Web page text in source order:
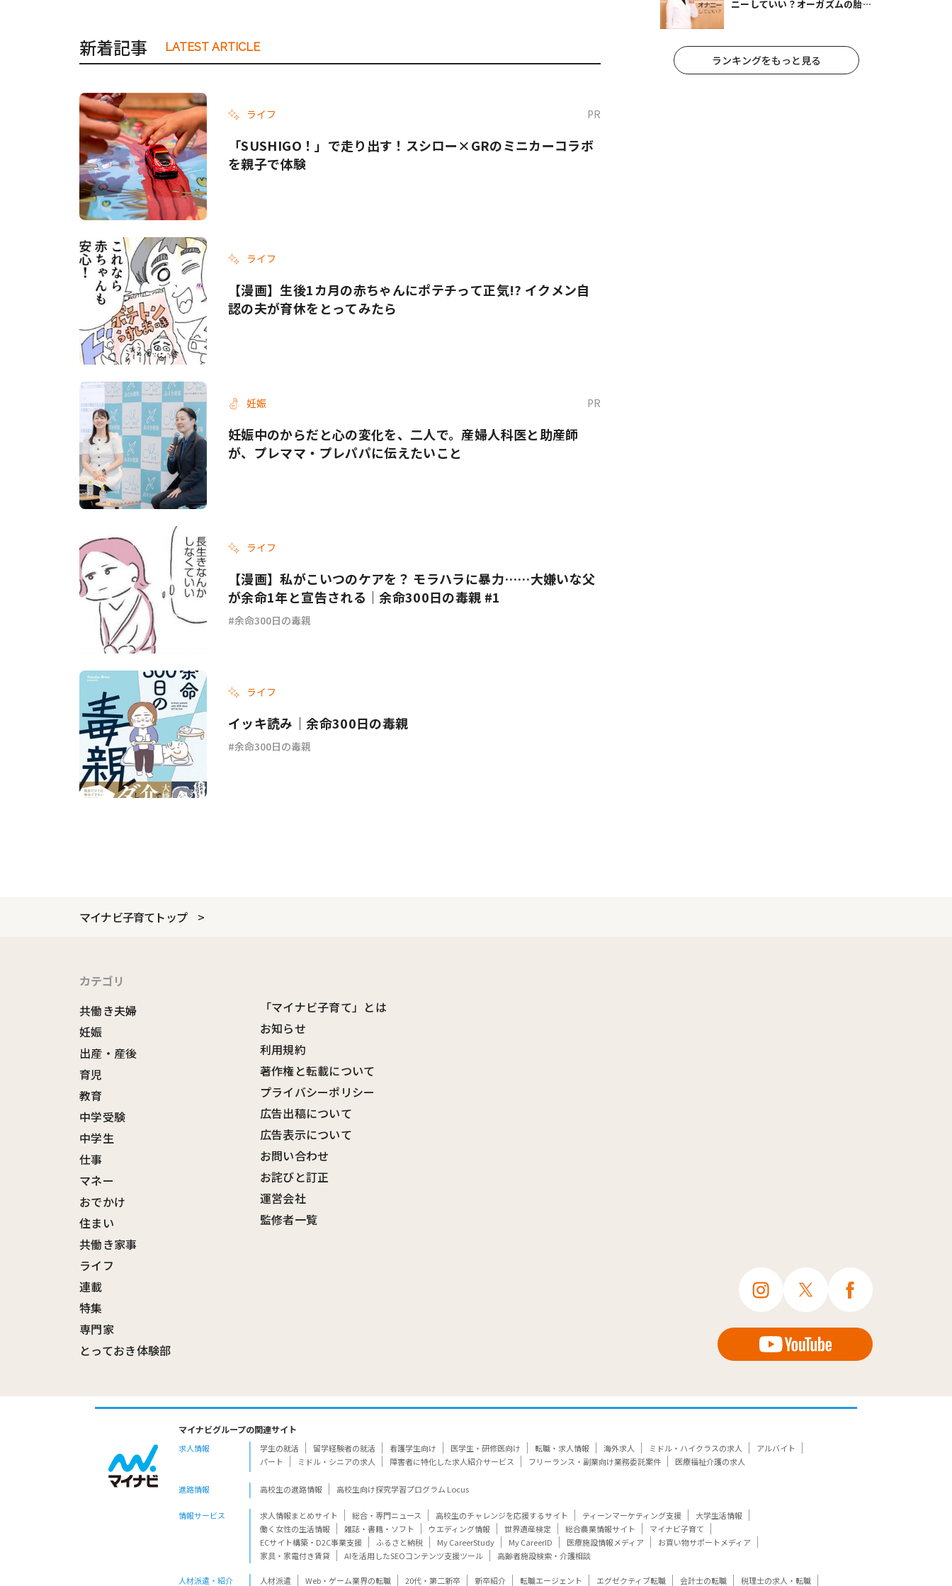
新着記事 LATEST ARTICLE
ライフ PR
「SUSHIGO！」で走り出す！スシロー×GRのミニカーコラボ
を親子で体験
ライフ
【漫画】生後1カ月の赤ちゃんにポテチって正気!? イクメン自
認の夫が育休をとってみたら
妊娠 PR
妊娠中のからだと心の変化を、二人で。産婦人科医と助産師
が、プレママ・プレパパに伝えたいこと
ライフ
【漫画】私がこいつのケアを？ モラハラに暴力……大嫌いな父
が余命1年と宣告される｜余命300日の毒親 #1
余命300日の毒親
ライフ
イッキ読み｜余命300日の毒親
余命300日の毒親
ニーしていい？オーガズムの胎児
ランキングをもっと見る
マイナビ子育てトップ
カテゴリ
共働き夫婦
妊娠
出産・産後
育児
教育
中学受験
中学生
仕事
マネー
おでかけ
住まい
共働き家事
ライフ
連載
特集
専門家
とっておき体験部
「マイナビ子育て」とは
お知らせ
利用規約
著作権と転載について
プライバシーポリシー
広告出稿について
広告表示について
お問い合わせ
お詫びと訂正
運営会社
監修者一覧
マイナビグループの関連サイト
求人情報 学生の就活 留学経験者の就活 看護学生向け 医学生・研修医向け 転職・求人情報 海外求人 ミドル・ハイクラスの求人
アルバイト
パート
ミドル・シニアの求人 障害者に特化した求人紹介サービス フリーランス・副業向け業務委託案件 医療福祉介護の求人
進路情報 高校生の進路情報 高校生向け探究学習プログラム Locus
情報サービス 求人情報まとめサイト 総合・専門ニュース 高校生のチャレンジを応援するサイト ティーンマーケティング支援
大学生活情報
働く女性の生活情報
雑誌・書籍・ソフト ウエディング情報 世界遺産検定 総合農業情報サイト
マイナビ子育て
ECサイト構築・D2C事業支援
ふるさと納税 My CareerStudy My CareerID 医療施設情報メディア
お買い物サポートメディア
家具・家電付き賃貸
AIを活用したSEOコンテンツ支援ツール 高齢者施設検索・介護相談
人材派遣・紹介 人材派遣 Web・ゲーム業界の転職 20代・第二新卒 新卒紹介 転職エージェント エグゼクティブ転職 会計士の転職 税理士の求人・転職